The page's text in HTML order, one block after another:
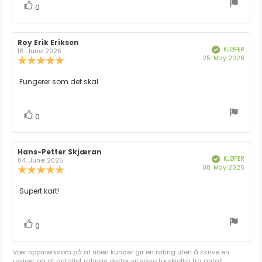
Liker
0
Forfatter:
Roy Erik Eriksen
18. June 2026
av
Verifisert
KJØPER
25. May 2026
Omtaletekst:
Fungerer som det skal
Liker
0
Forfatter:
Hans-Petter Skjæran
04. June 2025 Verifisert
KJØPER
08. May 2025
Omtaletekst:
Supert kart!
Liker
0
Vær oppmerksom på at noen kunder gir en rating uten å skrive en